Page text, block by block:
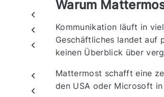
Warum
Kommunikation läuft in
Geschäftliches landet auf
keinen Überblick über
Mattermost schafft eine
den USA oder Microsoft